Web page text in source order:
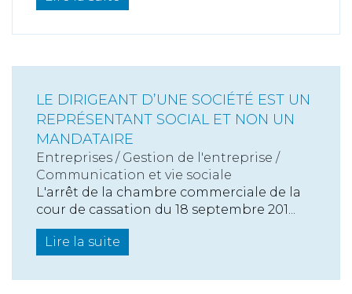
LE DIRIGEANT D’UNE SOCIÉTÉ EST UN
REPRÉSENTANT SOCIAL ET NON UN
MANDATAIRE
Entreprises / Gestion de l'entreprise /
Communication et vie sociale
L'arrêt de la chambre commerciale de la
cour de cassation du 18 septembre 201...
Lire la suite